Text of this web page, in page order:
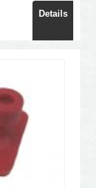
Details